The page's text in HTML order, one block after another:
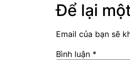
Để lại
Email của bạn sẽ
Bình luận *